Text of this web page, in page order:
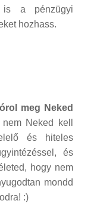
is a pénzügyi
hozhass.
meg Neked
Neked kell
és hiteles
és
hogy nem
mondd
:)